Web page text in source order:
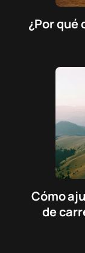
¿Por
Cómo
de